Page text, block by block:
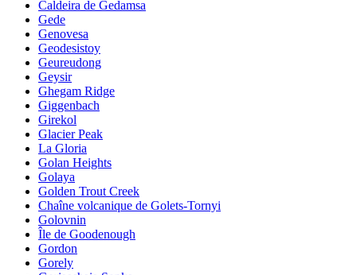
Caldeira de Gedamsa
Gede
Genovesa
Geodesistoy
Geureudong
Geysir
Ghegam Ridge
Giggenbach
Girekol
Glacier Peak
La Gloria
Golan Heights
Golaya
Golden Trout Creek
Chaîne volcanique de Golets-Tornyi
Golovnin
Île de Goodenough
Gordon
Gorely